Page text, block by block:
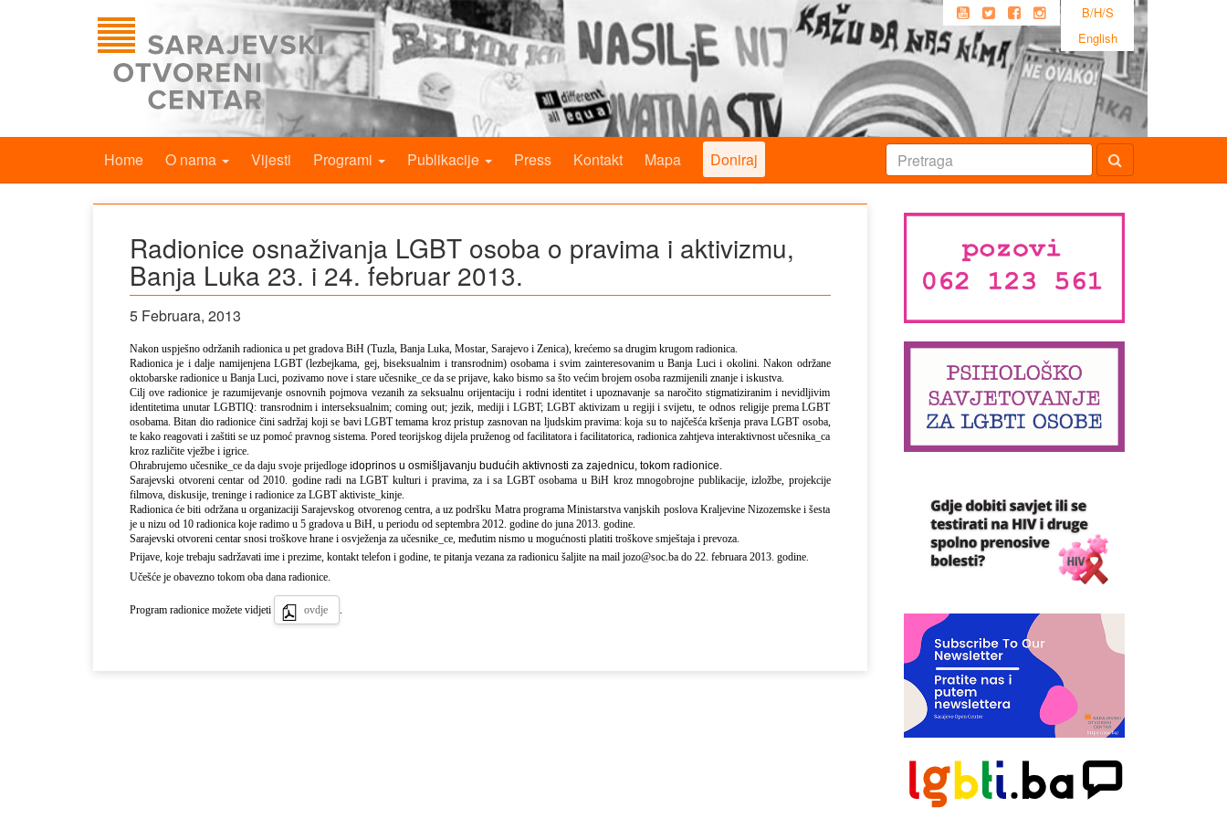
B/H/S
English
Home O nama Vijesti Programi Publikacije Press Kontakt Mapa Doniraj
Radionice osnaživanja LGBT osoba o pravima i aktivizmu,
Banja Luka 23. i 24. februar 2013.
5 Februara, 2013
Nakon uspješno održanih radionica u pet gradova BiH (Tuzla, Banja Luka, Mostar, Sarajevo i Zenica), krećemo sa drugim krugom radionica.
Radionica je i dalje namijenjena LGBT (lezbejkama, gej, biseksualnim i transrodnim) osobama i svim zainteresovanim u Banja Luci i okolini. Nakon održane
oktobarske radionice u Banja Luci, pozivamo nove i stare učesnike_ce da se prijave, kako bismo sa što većim brojem osoba razmijenili znanje i iskustva.
Cilj ove radionice je razumijevanje osnovnih pojmova vezanih za seksualnu orijentaciju i rodni identitet i upoznavanje sa naročito stigmatiziranim i nevidljivim
identitetima unutar LGBTIQ: transrodnim i interseksualnim; coming out; jezik, mediji i LGBT; LGBT aktivizam u regiji i svijetu, te odnos religije prema LGBT
osobama. Bitan dio radionice čini sadržaj koji se bavi LGBT temama kroz pristup zasnovan na ljudskim pravima: koja su to najčešća kršenja prava LGBT osoba,
te kako reagovati i zaštiti se uz pomoć pravnog sistema. Pored teorijskog dijela pruženog od facilitatora i facilitatorica, radionica zahtjeva interaktivnost učesnika_ca
kroz različite vježbe i igrice.
Ohrabrujemo učesnike_ce da daju svoje prijedloge idoprinos u osmišljavanju budućih aktivnosti za zajednicu, tokom radionice.
Sarajevski otvoreni centar od 2010. godine radi na LGBT kulturi i pravima, za i sa LGBT osobama u BiH kroz mnogobrojne publikacije, izložbe, projekcije
filmova, diskusije, treninge i radionice za LGBT aktiviste_kinje.
Radionica će biti održana u organizaciji Sarajevskog otvorenog centra, a uz podršku Matra programa Ministarstva vanjskih poslova Kraljevine Nizozemske i šesta
je u nizu od 10 radionica koje radimo u 5 gradova u BiH, u periodu od septembra 2012. godine do juna 2013. godine.
Sarajevski otvoreni centar snosi troškove hrane i osvježenja za učesnike_ce, međutim nismo u mogućnosti platiti troškove smještaja i prevoza.
Prijave, koje trebaju sadržavati ime i prezime, kontakt telefon i godine, te pitanja vezana za radionicu šaljite na mail jozo@soc.ba do 22. februara 2013. godine.
Učešće je obavezno tokom oba dana radionice.
Program radionice možete vidjeti ovdje .